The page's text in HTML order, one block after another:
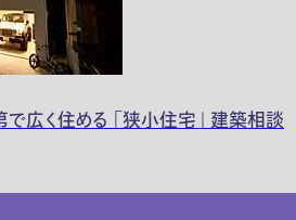
広く住める 「狭小住宅」 建築相談